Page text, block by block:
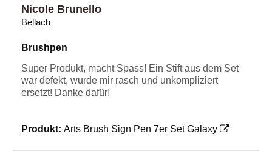
Nicole Brunello
Bellach
Brushpen
Super Produkt, macht Spass! Ein Stift aus dem Set
war defekt, wurde mir rasch und unkompliziert
ersetzt! Danke dafür!
Produkt: Arts Brush Sign Pen 7er Set Galaxy